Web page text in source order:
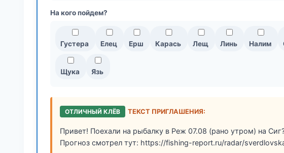
На кого пойдем?
Густера Елец Ерш Карась Лещ Линь Налим
Щука Язь
ОТЛИЧНЫЙ КЛЁВ ТЕКСТ ПРИГЛАШЕНИЯ:
Привет! Поехали на рыбалку в Реж 07.08 (рано утром) на
Прогноз смотрел тут: https://fishing-report.ru/radar/